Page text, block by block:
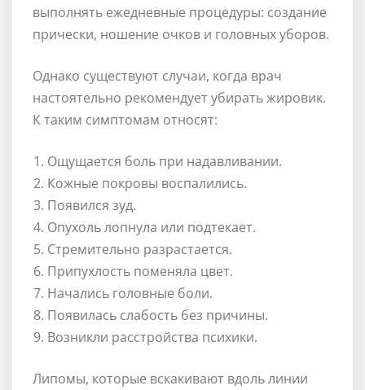
выполнять ежедневные процедуры: создание
прически, ношение очков и головных уборов.
Однако существуют случаи, когда врач
настоятельно рекомендует убирать жировик.
К таким симптомам относят:
Ощущается боль при надавливании.
Кожные покровы воспалились.
Появился зуд.
Опухоль лопнула или подтекает.
Стремительно разрастается.
Припухлость поменяла цвет.
Начались головные боли.
Появилась слабость без причины.
Возникли расстройства психики.
Липомы, которые вскакивают вдоль линии